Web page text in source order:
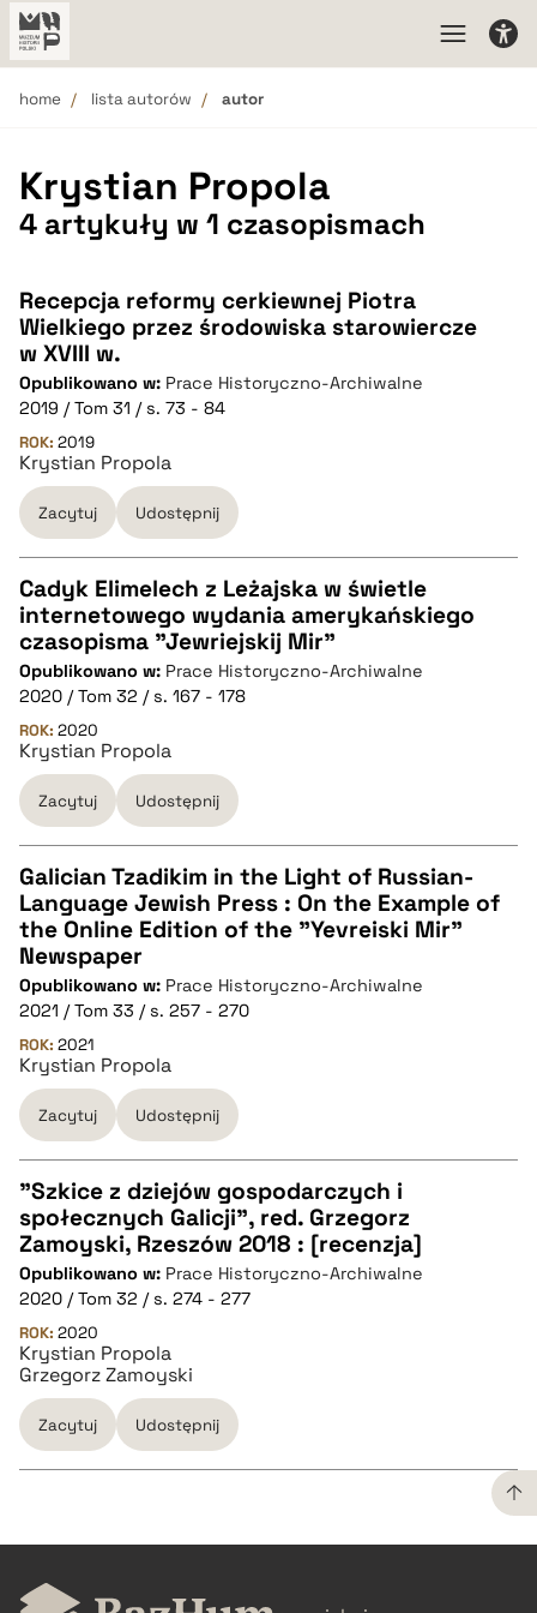
home lista autorów autor
Krystian Propola
4 artykuły w 1 czasopismach
Recepcja reformy cerkiewnej Piotra
Wielkiego przez środowiska starowiercze
w XVIII w.
Opublikowano w: Prace Historyczno-Archiwalne
2019 / Tom 31 / s. 73 - 84
ROK: 2019
Krystian Propola
Zacytuj Udostępnij
CZYSTY TEKST
pobierz cytat
BIBTEX
pobierz cytat
Cadyk Elimelech z Leżajska w świetle
internetowego wydania amerykańskiego
czasopisma "Jewriejskij Mir"
Opublikowano w: Prace Historyczno-Archiwalne
2020 / Tom 32 / s. 167 - 178
ROK: 2020
Krystian Propola
Zacytuj Udostępnij
CZYSTY TEKST
pobierz cytat
BIBTEX
pobierz cytat
Galician Tzadikim in the Light of Russian-
Language Jewish Press : On the Example of
the Online Edition of the "Yevreiski Mir"
Newspaper
Opublikowano w: Prace Historyczno-Archiwalne
2021 / Tom 33 / s. 257 - 270
ROK: 2021
Krystian Propola
Zacytuj Udostępnij
CZYSTY TEKST
pobierz cytat
BIBTEX
pobierz cytat
"Szkice z dziejów gospodarczych i
społecznych Galicji", red. Grzegorz
Zamoyski, Rzeszów 2018 : [recenzja]
Opublikowano w: Prace Historyczno-Archiwalne
2020 / Tom 32 / s. 274 - 277
ROK: 2020
Krystian Propola
Grzegorz Zamoyski
Zacytuj Udostępnij
CZYSTY TEKST